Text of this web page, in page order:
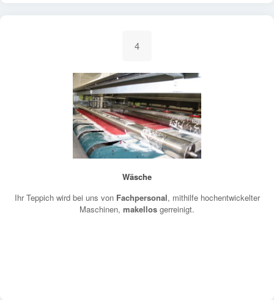
4
Wäsche
Ihr Teppich wird bei uns von Fachpersonal, mithilfe hochentwickelter
Maschinen, makellos gerreinigt.